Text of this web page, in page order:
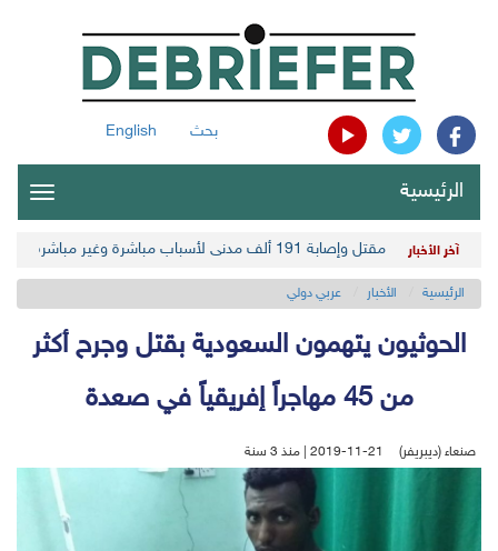
بحث English
الرئيسية
آخر الأخبار مقتل وإصابة 191 ألف مدني لأسباب مباشرة وغير مباشرة في أحدث حصيلة حوثية
الرئيسية الأخبار عربي دولي
الحوثيون يتهمون السعودية بقتل وجرح أكثر
من 45 مهاجراً إفريقياً في صعدة
صنعاء (ديبريفر) 2019-11-21 | منذ 3 سنة